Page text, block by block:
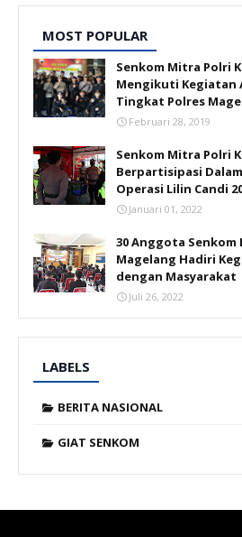
MOST POPULAR
Senkom Mitra Polri
Mengikuti Kegiatan
Tingkat Polres
Februari 28, 2019
Senkom Mitra Polri
Berpartisipasi
Operasi Lilin Candi
Januari 01, 2022
30 Anggota
Magelang Hadiri
dengan Masyarakat
Juli 26, 2022
LABELS
BERITA NASIONAL
GIAT SENKOM